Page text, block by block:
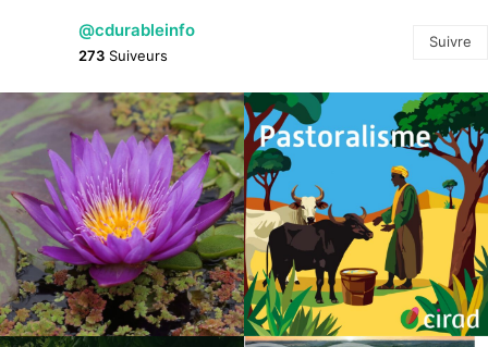
@cdurableinfo
273 Suiveurs
Suivre